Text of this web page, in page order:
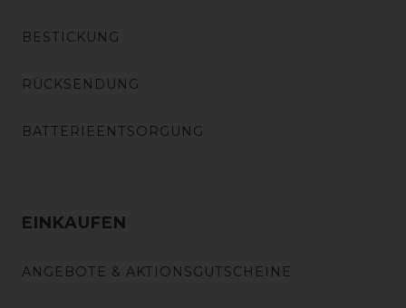
BESTICKUNG
RÜCKSENDUNG
BATTERIEENTSORGUNG
EINKAUFEN
ANGEBOTE & AKTIONSGUTSCHEINE